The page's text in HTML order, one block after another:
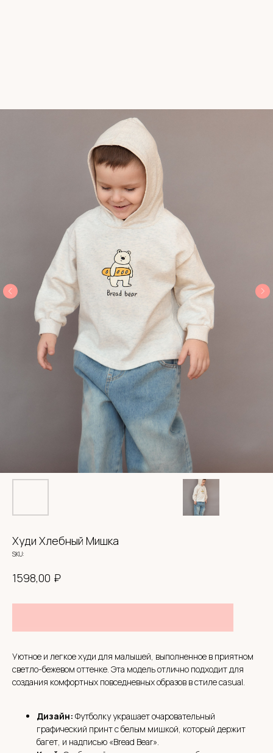
Худи Хлебный Мишка
SKU:
1598,00 ₽
Уютное и легкое худи для малышей, выполненное в приятном
светло-бежевом оттенке. Эта модель отлично подходит для
создания комфортных повседневных образов в стиле casual.
Дизайн: Футболку украшает очаровательный
графический принт с белым мишкой, который держит
багет, и надписью «Bread Bear».